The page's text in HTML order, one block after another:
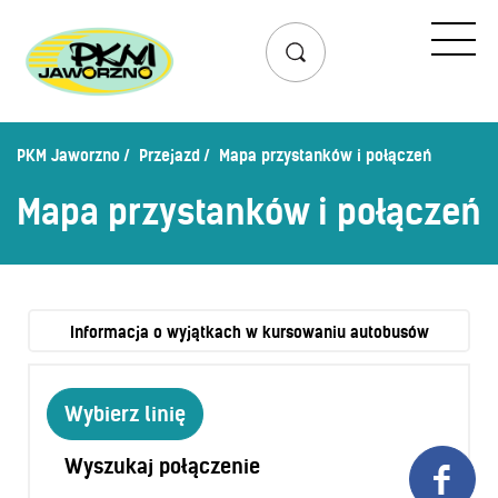

Przejazd
Lista przystanków
Zaplanuj podróż – wyszukiwarka połączeń
Mapa przystanków i połączeń
Schemat linii nocnych
Bilety
Uprawnienia do ulg
Honorowanie biletów ZK„KM”
PKM Jaworzno Przejazd Mapa przystanków i połączeń
Mapa przystanków i połączeń
Informacja o wyjątkach w kursowaniu autobusów
Wybierz linię
Wyszukaj połączenie